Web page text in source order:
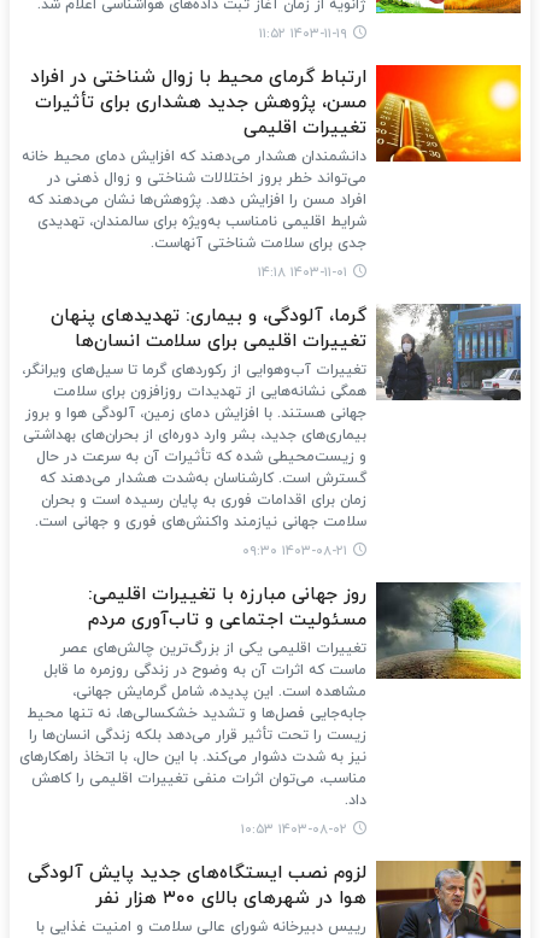
ژانویه از زمان آغاز ثبت داده‌های هواشناسی اعلام شد.
۱۴۰۳-۱۱-۱۹ ۱۱:۵۲
ارتباط گرمای محیط با زوال شناختی در افراد
مسن، پژوهش جدید هشداری برای تأثیرات
تغییرات اقلیمی
دانشمندان هشدار می‌دهند که افزایش دمای محیط خانه
می‌تواند خطر بروز اختلالات شناختی و زوال ذهنی در
افراد مسن را افزایش دهد. پژوهش‌ها نشان می‌دهند که
شرایط اقلیمی نامناسب به‌ویژه برای سالمندان، تهدیدی
جدی برای سلامت شناختی آنهاست.
۱۴۰۳-۱۱-۰۱ ۱۴:۱۸
گرما، آلودگی، و بیماری: تهدیدهای پنهان
تغییرات اقلیمی برای سلامت انسان‌ها
تغییرات آب‌وهوایی از رکوردهای گرما تا سیل‌های ویرانگر،
همگی نشانه‌هایی از تهدیدات روزافزون برای سلامت
جهانی هستند. با افزایش دمای زمین، آلودگی هوا و بروز
بیماری‌های جدید، بشر وارد دوره‌ای از بحران‌های بهداشتی
و زیست‌محیطی شده که تأثیرات آن به سرعت در حال
گسترش است. کارشناسان به‌شدت هشدار می‌دهند که
زمان برای اقدامات فوری به پایان رسیده است و بحران
سلامت جهانی نیازمند واکنش‌های فوری و جهانی است.
۱۴۰۳-۰۸-۲۱ ۰۹:۳۰
روز جهانی مبارزه با تغییرات اقلیمی:
مسئولیت اجتماعی و تاب‌آوری مردم
تغییرات اقلیمی یکی از بزرگ‌ترین چالش‌های عصر
ماست که اثرات آن به وضوح در زندگی روزمره ما قابل
مشاهده است. این پدیده، شامل گرمایش جهانی،
جابه‌جایی فصل‌ها و تشدید خشکسالی‌ها، نه تنها محیط
زیست را تحت تأثیر قرار می‌دهد بلکه زندگی انسان‌ها را
نیز به شدت دشوار می‌کند. با این حال، با اتخاذ راهکارهای
مناسب، می‌توان اثرات منفی تغییرات اقلیمی را کاهش
داد.
۱۴۰۳-۰۸-۰۲ ۱۰:۵۳
لزوم نصب ایستگاه‌های جدید پایش آلودگی
هوا در شهرهای بالای ۳۰۰ هزار نفر
رییس دبیرخانه شورای عالی سلامت و امنیت غذایی با